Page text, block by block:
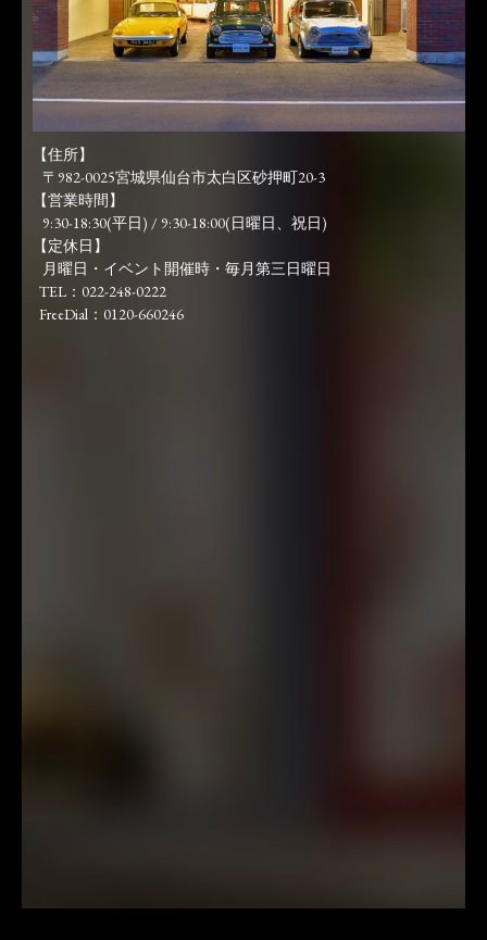
【住所】
〒982-0025宮城県仙台市太白区砂押町20-3
【営業時間】
9:30-18:30(平日) / 9:30-18:00(日曜日、祝日)
【定休日】
月曜日・イベント開催時・毎月第三日曜日
TEL：022-248-0222
FreeDial：0120-660246